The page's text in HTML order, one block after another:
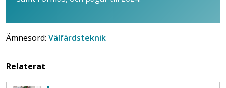
Ämnesord: Välfärdsteknik
Relaterat